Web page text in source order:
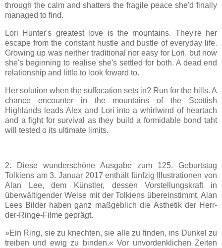
through the calm and shatters the fragile peace she'd finally
managed to find.
Lori Hunter's greatest love is the mountains. They're her
escape from the constant hustle and bustle of everyday life.
Growing up was neither traditional nor easy for Lori, but now
she's beginning to realise she's settled for both. A dead end
relationship and little to look foward to.
Her solution when the suffocation sets in? Run for the hills. A
chance encounter in the mountains of the Scottish
Highlands leads Alex and Lori into a whirlwind of heartach
and a fight for survival as they build a formidable bond taht
will tested o its ultimate limits.
2. Diese wunderschöne Ausgabe zum 125. Geburtstag
Tolkiens am 3. Januar 2017 enthält fünfzig Illustrationen von
Alan Lee, dem Künstler, dessen Vorstellungskraft in
überwältigender Weise mit der Tolkiens übereinstimmt. Alan
Lees Bilder haben ganz maßgeblich die Ästhetik der Herr-
der-Ringe-Filme geprägt.
»Ein Ring, sie zu knechten, sie alle zu finden, ins Dunkel zu
treiben und ewig zu binden.« Vor unvordenklichen Zeiten